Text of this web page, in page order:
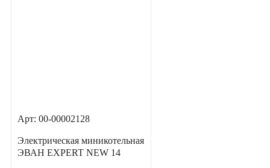
Арт: 00-00002128
Электрическая миникотельная
ЭВАН EXPERT NEW 14